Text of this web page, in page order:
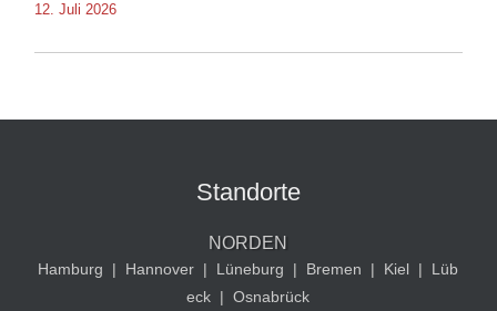
12. Juli 2026
Standorte
NORDEN
Hamburg | Hannover | Lüneburg | Bremen | Kiel |
Lüb
eck | Osnabrück